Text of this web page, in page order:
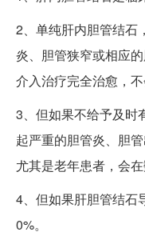
2、单纯肝内胆管结石
炎、胆管狭窄或相应
介入治疗完全治愈，
3、但如果不给予及时
起严重的胆管炎、胆
尤其是老年患者，会在
4、但如果肝胆管结石
0%。